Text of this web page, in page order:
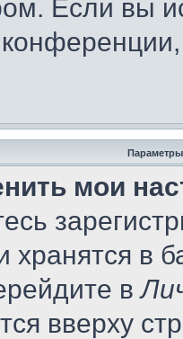
Если вы
Параметры
мои
хранятся в
в
вверху